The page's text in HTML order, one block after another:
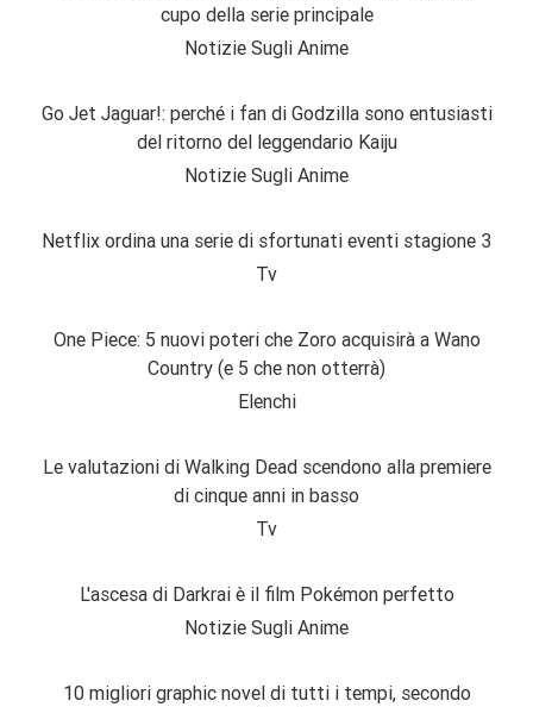
cupo della serie principale
Notizie Sugli Anime
Go Jet Jaguar!: perché i fan di Godzilla sono entusiasti
del ritorno del leggendario Kaiju
Notizie Sugli Anime
Netflix ordina una serie di sfortunati eventi stagione 3
Tv
One Piece: 5 nuovi poteri che Zoro acquisirà a Wano
Country (e 5 che non otterrà)
Elenchi
Le valutazioni di Walking Dead scendono alla premiere
di cinque anni in basso
Tv
L'ascesa di Darkrai è il film Pokémon perfetto
Notizie Sugli Anime
10 migliori graphic novel di tutti i tempi, secondo